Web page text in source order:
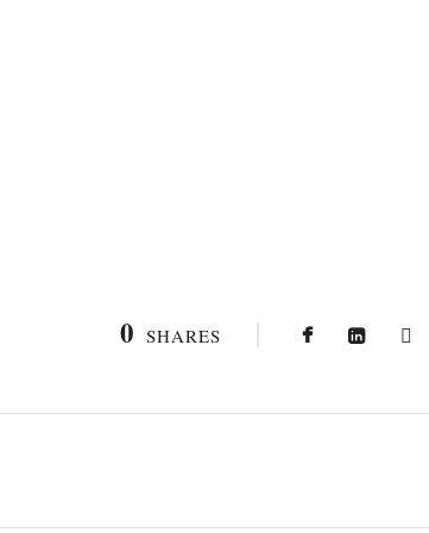
0 SHARES